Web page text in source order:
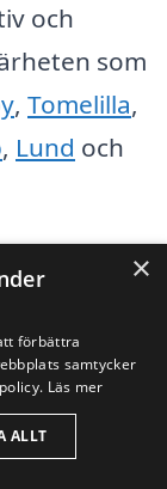
och
som
, Tomelilla,
, Lund och
med att
×
förbättra
samtycker
Läs mer
ALLT